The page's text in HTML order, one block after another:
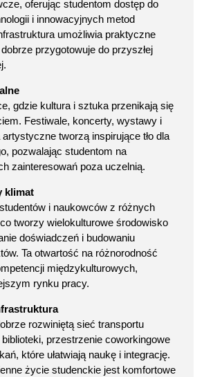
oferując studentom dostęp do
i innowacyjnych metod
umożliwia praktyczne
przygotowuje do przyszłej
gdzie kultura i sztuka przenikają się
Festiwale, koncerty, wystawy i
tworzą inspirujące tło dla
pozwalając studentom na
zainteresowań poza uczelnią.
klimat
i naukowców z różnych
tworzy wielokulturowe środowisko
doświadczeń i budowaniu
Ta otwartość na różnorodność
międzykulturowych,
rynku pracy.
rozwiniętą sieć transportu
przestrzenie coworkingowe
które ułatwiają naukę i integrację.
życie studenckie jest komfortowe